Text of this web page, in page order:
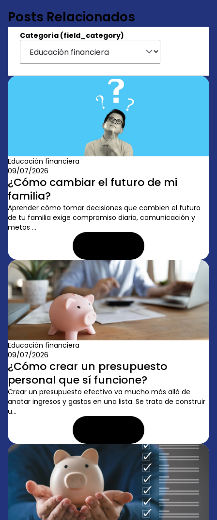
Posts Relacionados
Categoría (field_category)
Educación financiera
09/07/2026
¿Cómo cambiar el futuro de mi
familia?
Aprender cómo tomar decisiones que cambien el futuro
de tu familia exige compromiso diario, comunicación y
metas ...
Educación financiera
09/07/2026
¿Cómo crear un presupuesto
personal que sí funcione?
Crear un presupuesto efectivo va mucho más allá de
anotar ingresos y gastos en una lista. Se trata de construir
u...